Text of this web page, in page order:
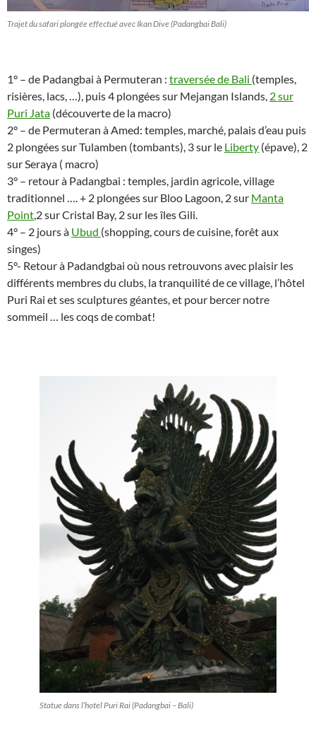
Trajet du safari plongée effectué avec Ikan Dive (Padangbai Bali)
1° – de Padangbai à Permuteran : traversée de Bali (temples,
risières, lacs, …), puis 4 plongées sur Mejangan Islands, 2 sur
Puri Jata (découverte de la macro)
2° – de Permuteran à Amed: temples, marché, palais d’eau puis
2 plongées sur Tulamben (tombants), 3 sur le Liberty (épave), 2
sur Seraya ( macro)
3° – retour à Padangbai : temples, jardin agricole, village
traditionnel …. + 2 plongées sur Bloo Lagoon, 2 sur Manta
Point,2 sur Cristal Bay, 2 sur les îles Gili.
4° – 2 jours à Ubud (shopping, cours de cuisine, forêt aux
singes)
5°- Retour à Padandgbai où nous retrouvons avec plaisir les
différents membres du clubs, la tranquilité de ce village, l’hôtel
Puri Rai et ses sculptures géantes, et pour bercer notre
sommeil … les coqs de combat!
Statue dans l’hotel Puri Rai (Padangbai – Bali)